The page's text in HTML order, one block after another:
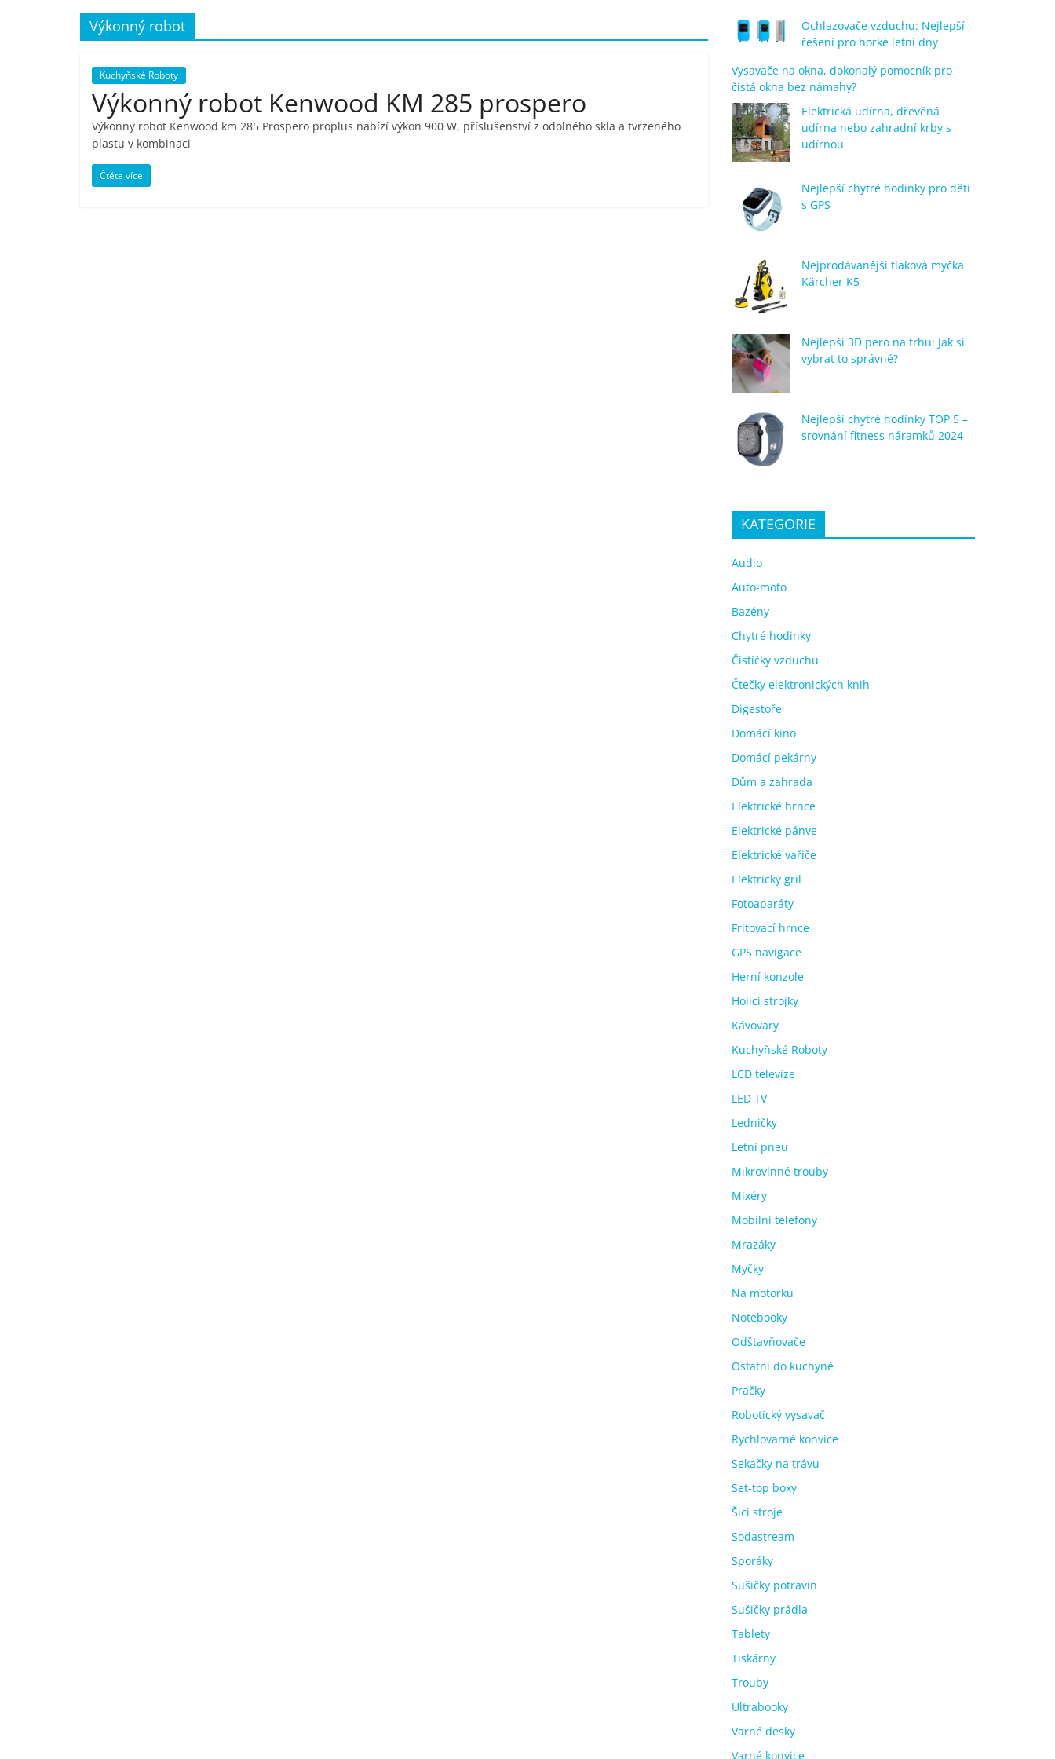
porovnání,
pračky,
televize,
notebooky,
Výkonný robot
Kuchyňské Roboty
Výkonný robot Kenwood KM 285 prospero
Výkonný robot Kenwood km 285 Prospero proplus nabízí výkon 900 W, příslušenství z odolného skla a tvrzeného
plastu v kombinaci
Čtěte více
Ochlazovače vzduchu: Nejlepší
řešení pro horké letní dny
Vysavače na okna, dokonalý pomocník pro
čistá okna bez námahy?
Elektrická udírna, dřevěná
udírna nebo zahradní krby s
udírnou
Nejlepší chytré hodinky pro děti
s GPS
Nejprodávanější tlaková myčka
Kärcher K5
Nejlepší 3D pero na trhu: Jak si
vybrat to správné?
Nejlepší chytré hodinky TOP 5 –
srovnání fitness náramků 2024
KATEGORIE
Audio
Auto-moto
Bazény
Chytré hodinky
Čističky vzduchu
Čtečky elektronických knih
Digestoře
Domácí kino
Domácí pekárny
Dům a zahrada
Elektrické hrnce
Elektrické pánve
Elektrické vařiče
Elektrický gril
Fotoaparáty
Fritovací hrnce
GPS navigace
Herní konzole
Holicí strojky
Kávovary
Kuchyňské Roboty
LCD televize
LED TV
Ledničky
Letní pneu
Mikrovlnné trouby
Mixéry
Mobilní telefony
Mrazáky
Myčky
Na motorku
Notebooky
Odšťavňovače
Ostatní do kuchyně
Pračky
Robotický vysavač
Rychlovarné konvice
Sekačky na trávu
Set-top boxy
Šicí stroje
Sodastream
Sporáky
Sušičky potravin
Sušičky prádla
Tablety
Tiskárny
Trouby
Ultrabooky
Varné desky
Varné konvice